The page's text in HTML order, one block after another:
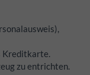
Kreditkarte.
zu entrichten.